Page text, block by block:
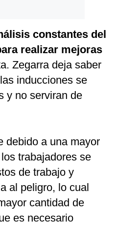
constantes del
realizar mejoras
Zegarra deja saber
inducciones se
y no serviran de
debido a una mayor
trabajadores se
de trabajo y
al peligro, lo cual
cantidad de
es necesario